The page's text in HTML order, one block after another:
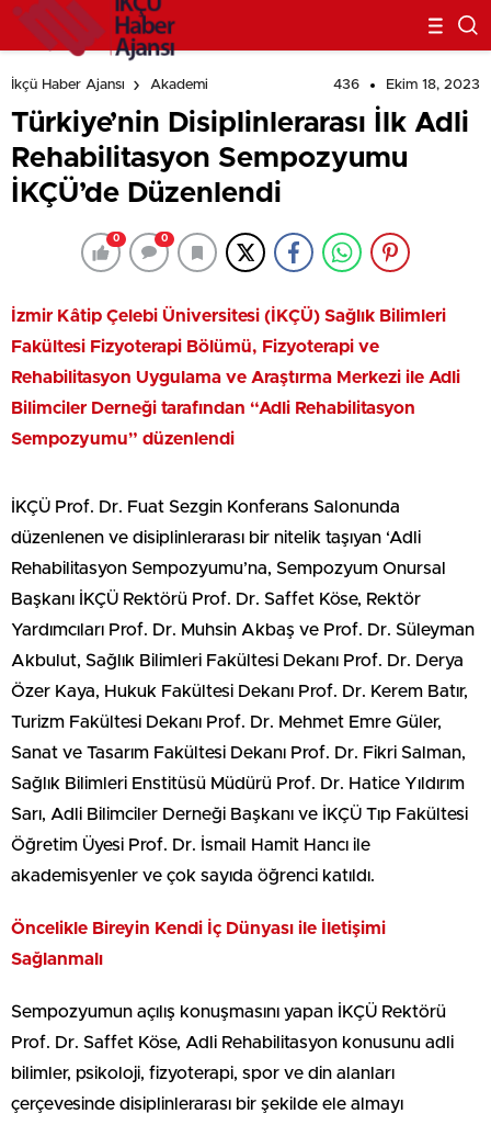
İkçü Haber Ajansı Akademi 436 Ekim 18, 2023
Türkiye’nin Disiplinlerarası İlk Adli
Rehabilitasyon Sempozyumu
İKÇÜ’de Düzenlendi
0 0
İzmir Kâtip Çelebi Üniversitesi (İKÇÜ) Sağlık Bilimleri
Fakültesi Fizyoterapi Bölümü, Fizyoterapi ve
Rehabilitasyon Uygulama ve Araştırma Merkezi ile Adli
Bilimciler Derneği tarafından “Adli Rehabilitasyon
Sempozyumu” düzenlendi
İKÇÜ Prof. Dr. Fuat Sezgin Konferans Salonunda
düzenlenen ve disiplinlerarası bir nitelik taşıyan ‘Adli
Rehabilitasyon Sempozyumu’na, Sempozyum Onursal
Başkanı İKÇÜ Rektörü Prof. Dr. Saffet Köse, Rektör
Yardımcıları Prof. Dr. Muhsin Akbaş ve Prof. Dr. Süleyman
Akbulut, Sağlık Bilimleri Fakültesi Dekanı Prof. Dr. Derya
Özer Kaya, Hukuk Fakültesi Dekanı Prof. Dr. Kerem Batır,
Turizm Fakültesi Dekanı Prof. Dr. Mehmet Emre Güler,
Sanat ve Tasarım Fakültesi Dekanı Prof. Dr. Fikri Salman,
Sağlık Bilimleri Enstitüsü Müdürü Prof. Dr. Hatice Yıldırım
Sarı, Adli Bilimciler Derneği Başkanı ve İKÇÜ Tıp Fakültesi
Öğretim Üyesi Prof. Dr. İsmail Hamit Hancı ile
akademisyenler ve çok sayıda öğrenci katıldı.
Öncelikle Bireyin Kendi İç Dünyası ile İletişimi
Sağlanmalı
Sempozyumun açılış konuşmasını yapan İKÇÜ Rektörü
Prof. Dr. Saffet Köse, Adli Rehabilitasyon konusunu adli
bilimler, psikoloji, fizyoterapi, spor ve din alanları
çerçevesinde disiplinlerarası bir şekilde ele almayı